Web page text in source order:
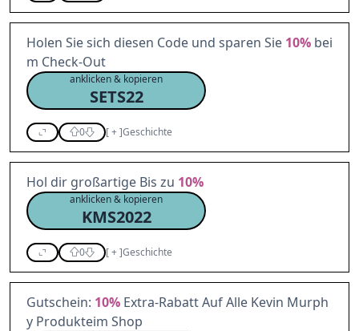
Holen Sie sich diesen Code und sparen Sie 10% bei
m Check-Out
anklicken & kopieren
SETS22
0 [+]Geschichte
Hol dir großartige Bis zu 10%
anklicken & kopieren
KMS2022
0 [+]Geschichte
Gutschein: 10% Extra-Rabatt Auf Alle Kevin Murph
y Produkteim Shop